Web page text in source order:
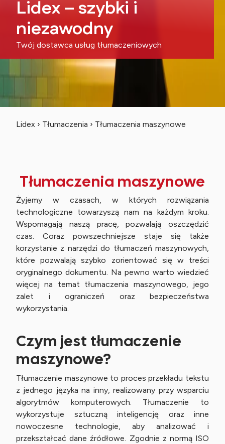
Lidex – szybki i
niezawodny
Twój dostawca usług tłumaczeniowych
Lidex › Tłumaczenia › Tłumaczenia maszynowe
Tłumaczenia maszynowe
Żyjemy w czasach, w których rozwiązania
technologiczne towarzyszą nam na każdym kroku.
Wspomagają naszą pracę, pozwalają oszczędzić
czas. Coraz powszechniejsze staje się także
korzystanie z narzędzi do tłumaczeń maszynowych,
które pozwalają szybko zorientować się w treści
oryginalnego dokumentu. Na pewno warto wiedzieć
więcej na temat tłumaczenia maszynowego, jego
zalet i ograniczeń oraz bezpieczeństwa
wykorzystania.
Czym jest tłumaczenie
maszynowe?
Tłumaczenie maszynowe to proces przekładu tekstu
z jednego języka na inny, realizowany przy wsparciu
algorytmów komputerowych. Tłumaczenie to
wykorzystuje sztuczną inteligencję oraz inne
nowoczesne technologie, aby analizować i
przekształcać dane źródłowe. Zgodnie z normą ISO